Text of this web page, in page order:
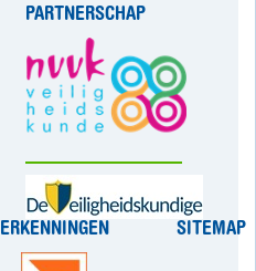
PARTNERSCHAP
ERKENNINGEN SITEMAP